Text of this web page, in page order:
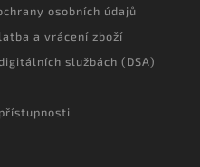
osobních údajů
a vrácení zboží
službách (DSA)